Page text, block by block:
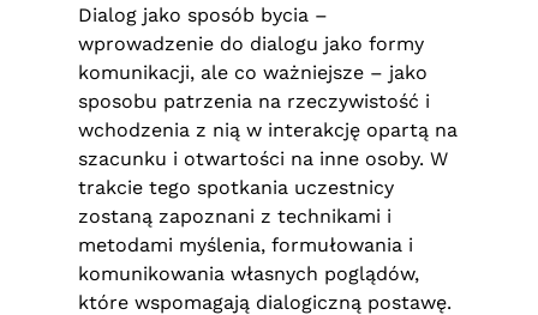
Dialog jako sposób bycia –
wprowadzenie do dialogu jako formy
komunikacji, ale co ważniejsze – jako
sposobu patrzenia na rzeczywistość i
wchodzenia z nią w interakcję opartą na
szacunku i otwartości na inne osoby. W
trakcie tego spotkania uczestnicy
zostaną zapoznani z technikami i
metodami myślenia, formułowania i
komunikowania własnych poglądów,
które wspomagają dialogiczną postawę.